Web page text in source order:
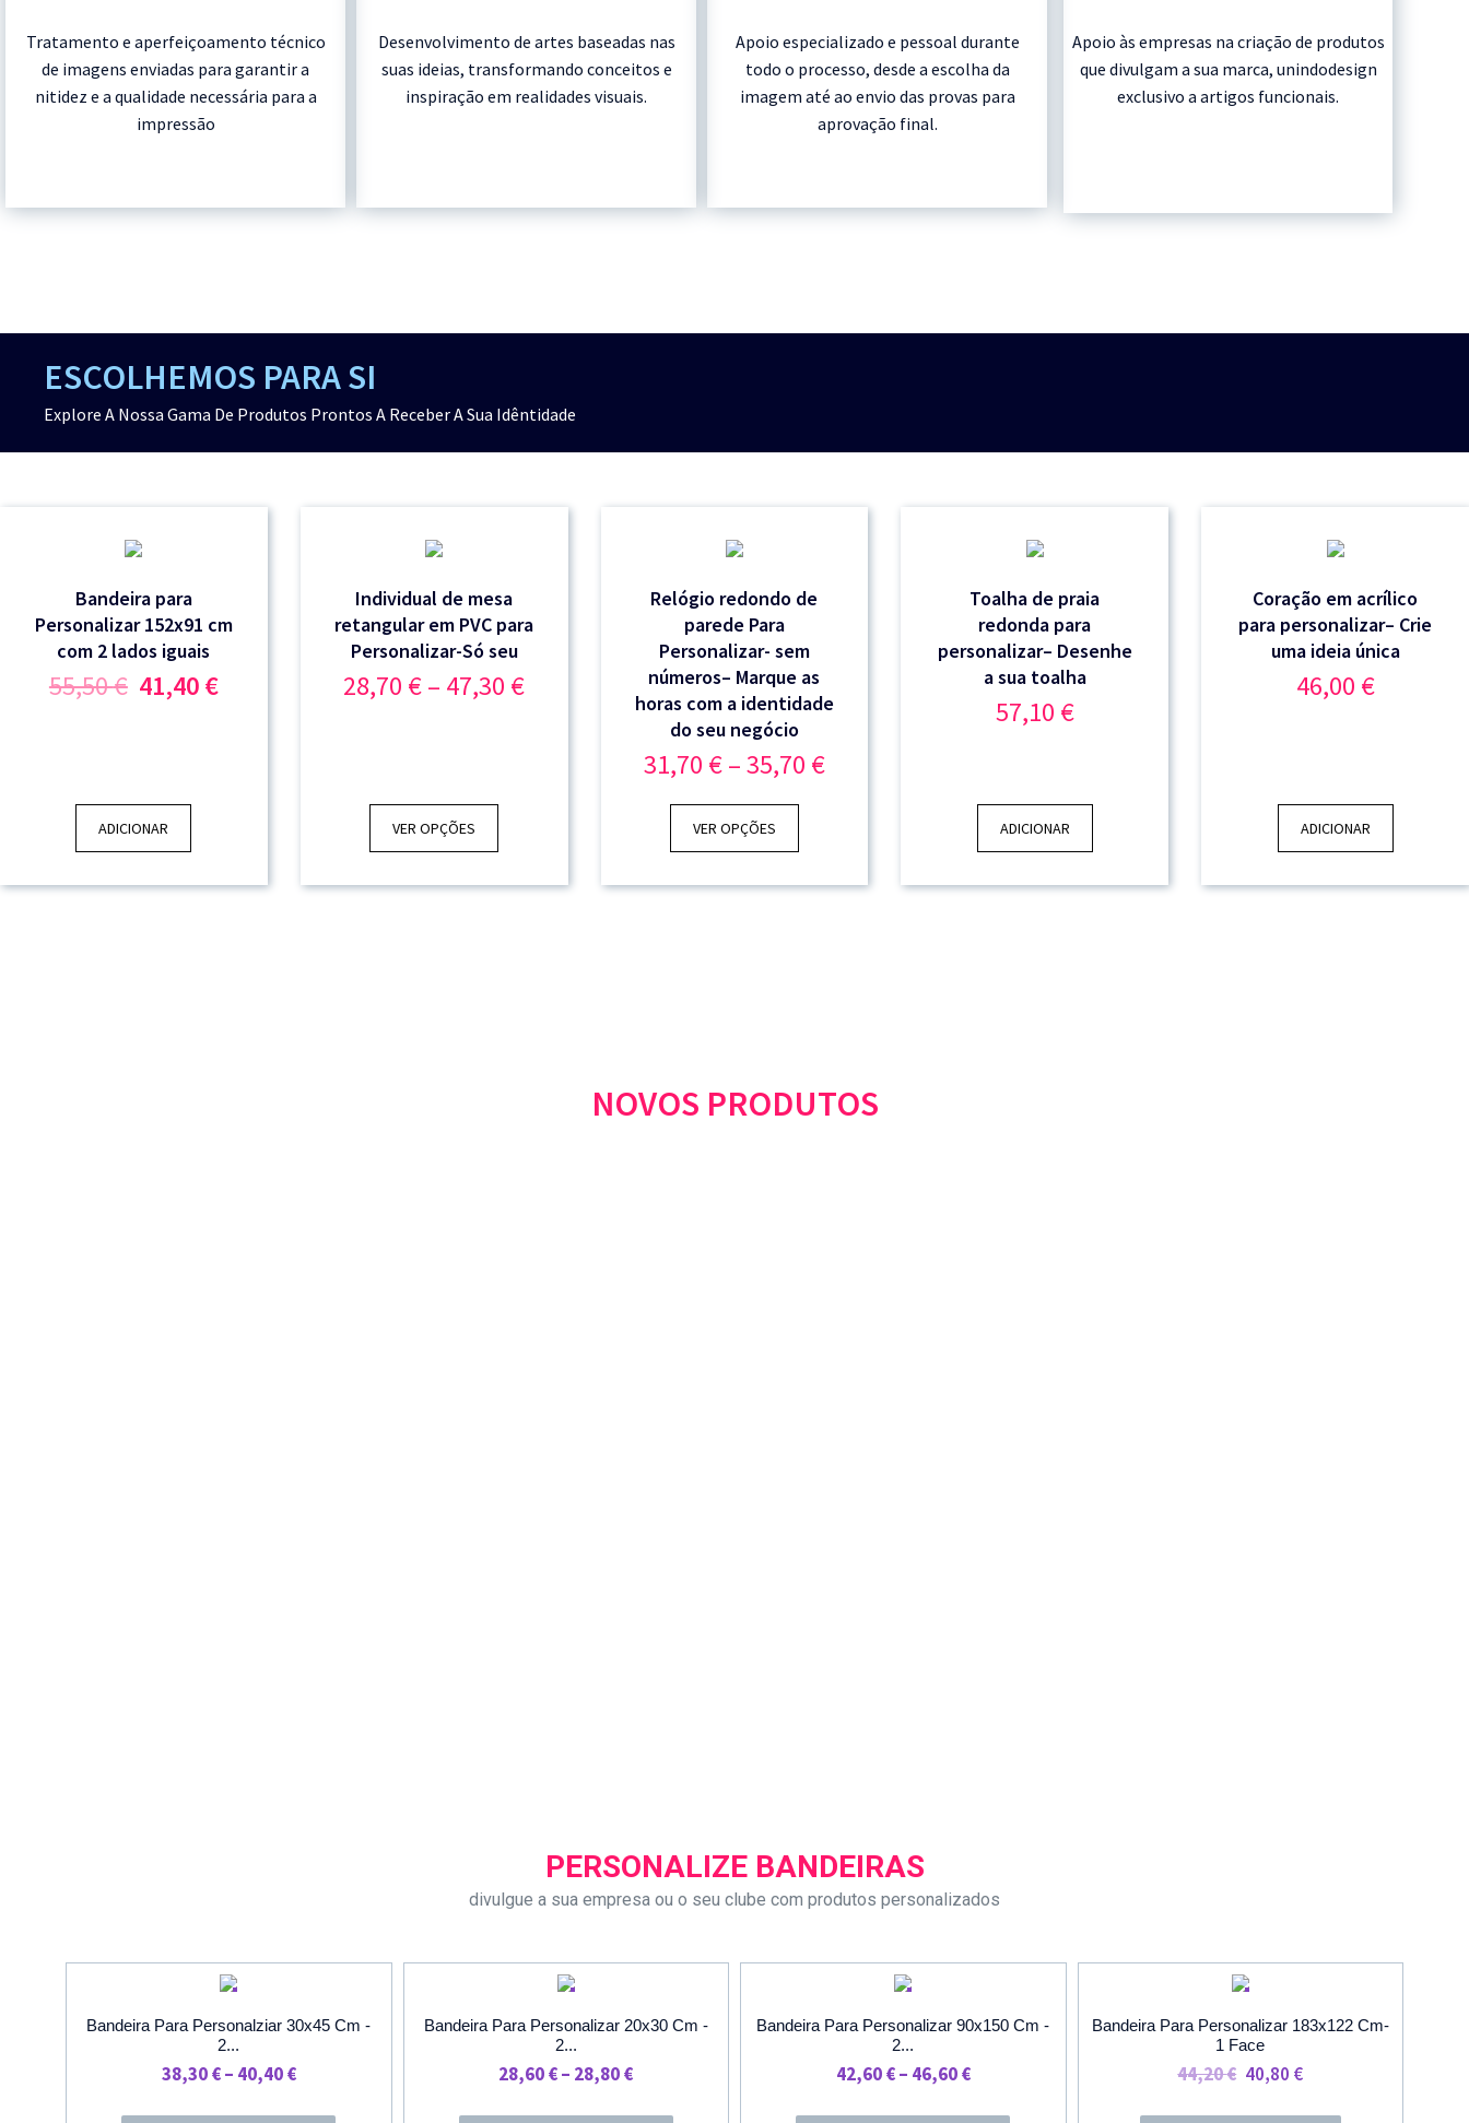
Tratamento e aperfeiçoamento técnico
de imagens enviadas para garantir a
nitidez e a qualidade necessária para a
impressão
Desenvolvimento de artes baseadas nas
suas ideias, transformando conceitos e
inspiração em realidades visuais.
Apoio especializado e pessoal durante
todo o processo, desde a escolha da
imagem até ao envio das provas para
aprovação final.
Apoio às empresas na criação de produtos
que divulgam a sua marca, unindodesign
exclusivo a artigos funcionais.
ESCOLHEMOS PARA SI
Explore A Nossa Gama De Produtos Prontos A Receber A Sua Idêntidade
Bandeira para
Personalizar 152x91 cm
com 2 lados iguais
55,50€ O
preço
41,40€O
ADICIONAR
Individual de mesa
retangular em PVC para
Personalizar-Só seu
28,70 €– 47,30 €Price
VER OPÇÕES
Relógio redondo de
parede Para
Personalizar- sem
números– Marque as
horas com a identidade
do seu negócio
31,70 €–35,70 €Price
VER OPÇÕES
Toalha de praia
redonda para
personalizar– Desenhe
a sua toalha
57,10 €
ADICIONAR
Coração em acrílico
para personalizar– Crie
uma ideia única
46,00 €
ADICIONAR
NOVOS PRODUTOS
PERSONALIZE BANDEIRAS
divulgue a sua empresa ou o seu clube com produtos personalizados
Bandeira Para Personalziar 30x45 Cm -
2...
38,30€– 40,40€Price
Bandeira Para Personalizar 20x30 Cm -
2...
28,60€– 28,80€Price
Bandeira Para Personalizar 90x150 Cm -
2...
42,60€– 46,60€Price
Bandeira Para Personalizar 183x122 Cm-
1 Face
44,20€ O
40,80 €O